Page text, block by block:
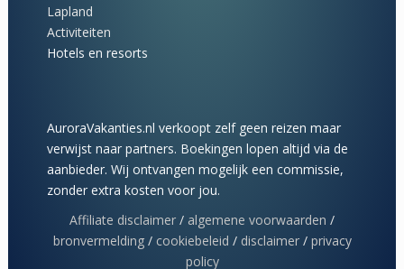
Lapland
Activiteiten
Hotels en resorts
AuroraVakanties.nl verkoopt zelf geen reizen maar
verwijst naar partners. Boekingen lopen altijd via de
aanbieder. Wij ontvangen mogelijk een commissie,
zonder extra kosten voor jou.
Affiliate disclaimer / algemene voorwaarden /
bronvermelding/ cookiebeleid / disclaimer/ privacy
policy